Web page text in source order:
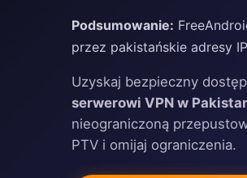
Podsumowanie:
przez pakistańskie adresy
Uzyskaj bezpieczny
serwerowi VPN w
nieograniczoną
PTV i omijaj ograniczenia.